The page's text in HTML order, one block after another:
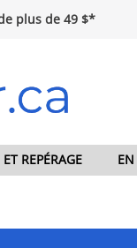
plus de 49 $*
REPÉRAGE EN